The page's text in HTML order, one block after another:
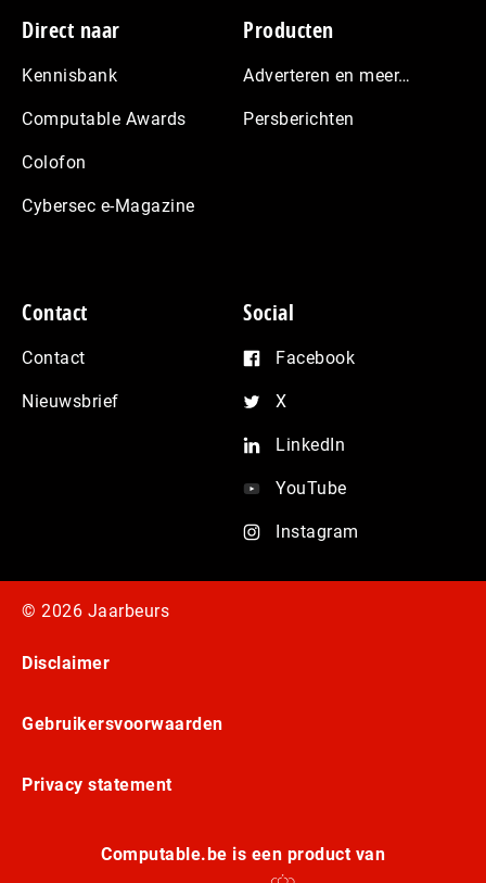
Footer
Direct naar
Kennisbank
Computable Awards
Colofon
Cybersec e-Magazine
Producten
Adverteren en meer…
Persberichten
Contact
Contact
Nieuwsbrief
Social
Facebook
X
LinkedIn
YouTube
Instagram
© 2026 Jaarbeurs
Disclaimer
Gebruikersvoorwaarden
Privacy statement
Computable.be is een product van